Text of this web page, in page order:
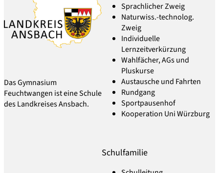
Das Gymnasium
Feuchtwangen ist eine Schule
des Landkreises Ansbach.
Sprachlicher Zweig
Naturwiss.-technolog.
Zweig
Individuelle
Lernzeitverkürzung
Wahlfächer, AGs und
Pluskurse
Austausche und Fahrten
Rundgang
Sportpausenhof
Kooperation Uni Würzburg
Schulfamilie